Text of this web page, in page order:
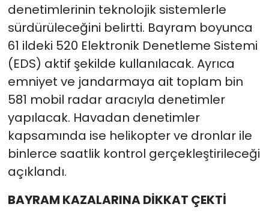
denetimlerinin teknolojik sistemlerle
sürdürüleceğini belirtti. Bayram boyunca
61 ildeki 520 Elektronik Denetleme Sistemi
(EDS) aktif şekilde kullanılacak. Ayrıca
emniyet ve jandarmaya ait toplam bin
581 mobil radar aracıyla denetimler
yapılacak. Havadan denetimler
kapsamında ise helikopter ve dronlar ile
binlerce saatlik kontrol gerçekleştirileceği
açıklandı.
BAYRAM KAZALARINA DİKKAT ÇEKTİ